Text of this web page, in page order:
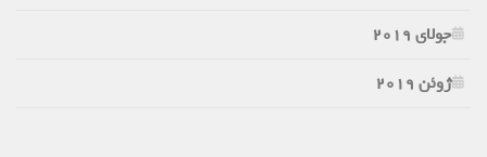
جولای 2019
ژوئن 2019